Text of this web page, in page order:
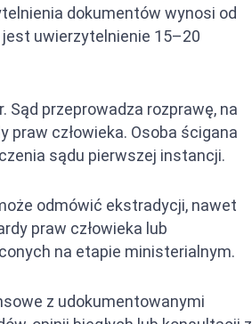
dokumentów wynosi od
jest uwierzytelnienie 15–20
Sąd przeprowadza rozprawę, na
człowieka. Osoba ścigana
sądu pierwszej instancji.
odmówić ekstradycji, nawet
praw człowieka lub
na etapie ministerialnym.
z udokumentowanymi